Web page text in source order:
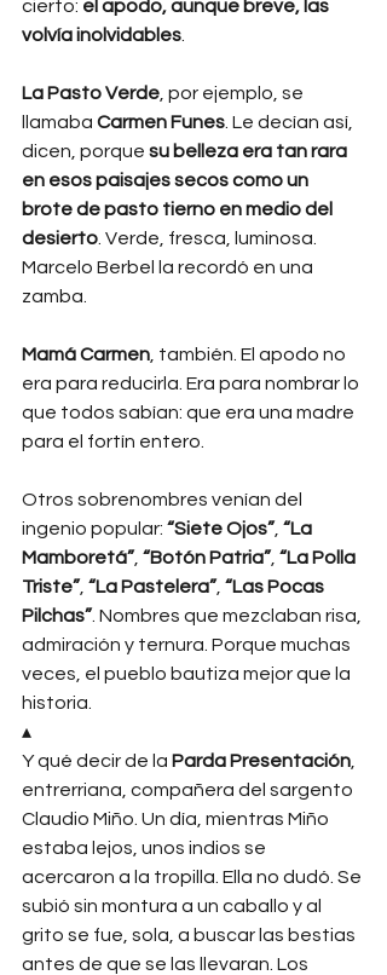
cierto: el apodo, aunque breve, las
volvía inolvidables
La Pasto Verde , por ejemplo, se
llamaba Carmen Funes . Le decían así,
dicen, porque su belleza era tan rara
en esos paisajes secos como un
brote de pasto tierno en medio del
desierto . Verde, fresca, luminosa.
Marcelo Berbel la recordó en una
zamba.
Mamá Carmen , también. El apodo no
era para reducirla. Era para nombrar lo
que todos sabían: que era una madre
para el fortín entero.
Otros sobrenombres venían del
ingenio popular: “Siete Ojos” “La
Mamboretá” “Botón Patria” “La Polla
Triste” “La Pastelera” “Las Pocas
Pilchas” . Nombres que mezclaban risa,
admiración y ternura. Porque muchas
veces, el pueblo bautiza mejor que la
historia.
▴
Y qué decir de la Parda Presentación
entrerriana, compañera del sargento
Claudio Miño. Un día, mientras Miño
estaba lejos, unos indios se
acercaron a la tropilla. Ella no dudó. Se
subió sin montura a un caballo y al
grito se fue, sola, a buscar las bestias
antes de que se las llevaran. Los